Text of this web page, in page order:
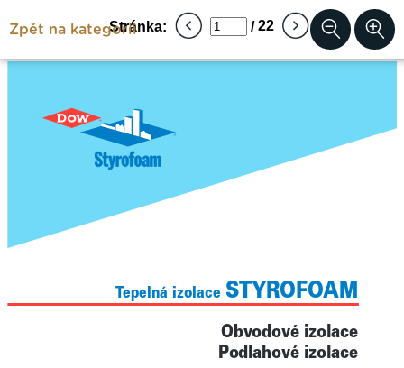
Zpět na kategorii